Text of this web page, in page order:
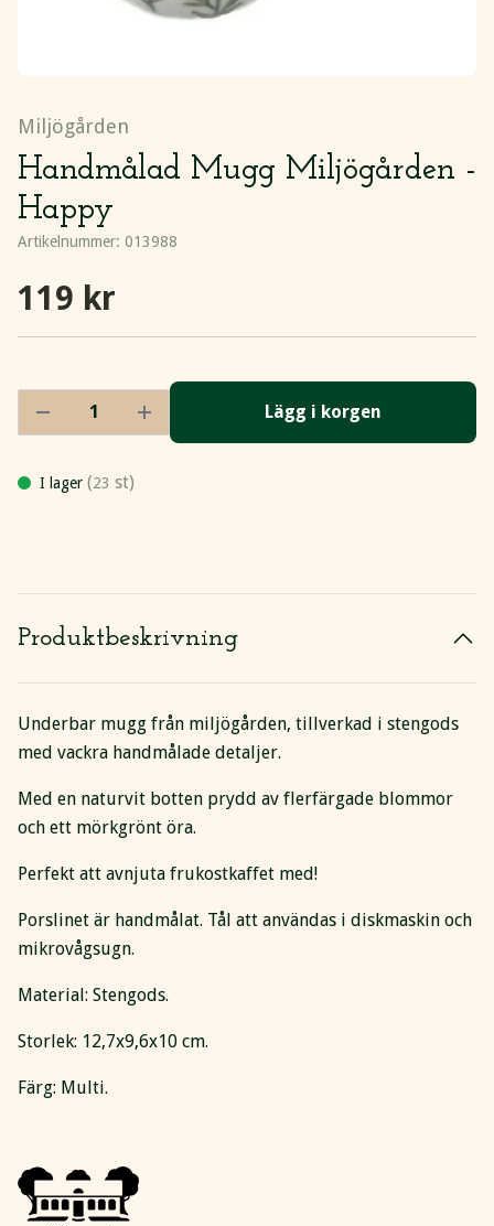
Miljögården
Handmålad Mugg Miljögården -
Happy
Artikelnummer: 013988
119 kr
Lägg i korgen
I lager (23 st)
Produktbeskrivning
Underbar mugg från miljögården, tillverkad i stengods
med vackra handmålade detaljer.
Med en naturvit botten prydd av flerfärgade blommor
och ett mörkgrönt öra.
Perfekt att avnjuta frukostkaffet med!
Porslinet är handmålat. Tål att användas i diskmaskin och
mikrovågsugn.
Material: Stengods.
Storlek: 12,7x9,6x10 cm.
Färg: Multi.